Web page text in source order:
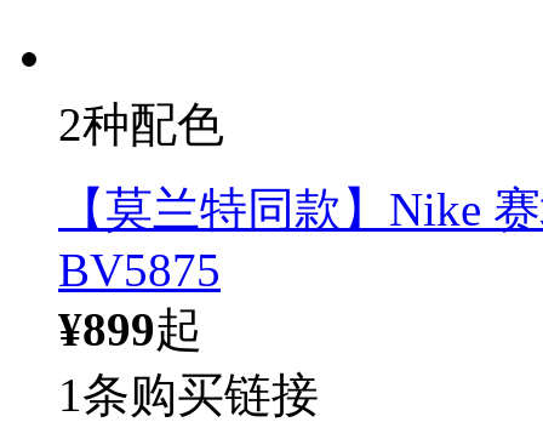
2种配色
【莫兰特同款】Nike
BV5875
¥899起
1条购买链接